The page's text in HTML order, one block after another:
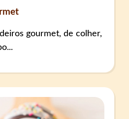
gourmet, de colher,